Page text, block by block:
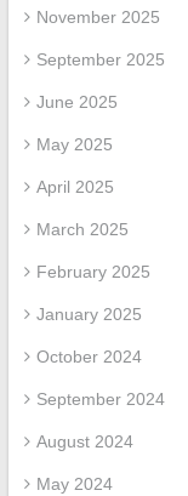
November 2025
September 2025
June 2025
May 2025
April 2025
March 2025
February 2025
January 2025
October 2024
September 2024
August 2024
May 2024